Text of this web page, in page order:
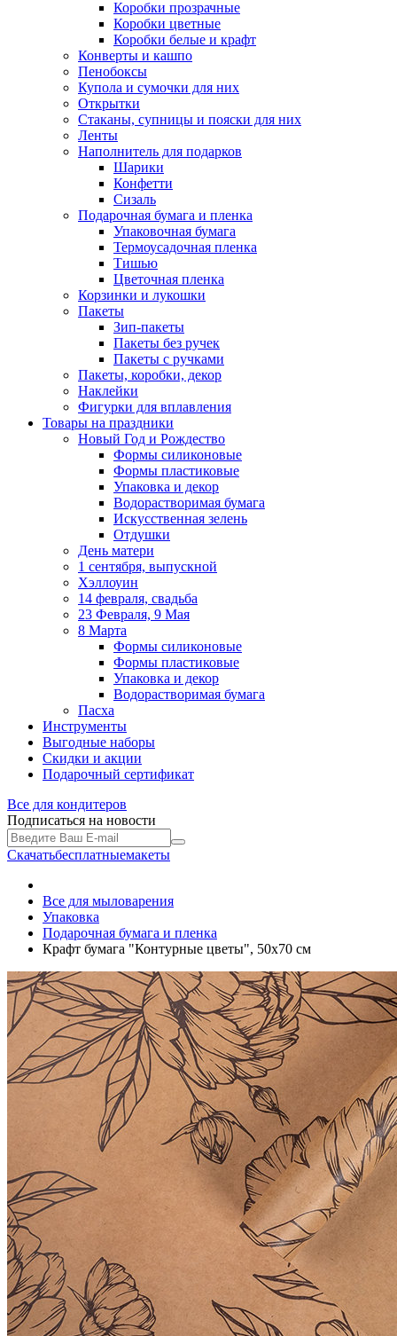
Коробки прозрачные
Коробки цветные
Коробки белые и крафт
Конверты и кашпо
Пенобоксы
Купола и сумочки для них
Открытки
Стаканы, супницы и пояски для них
Ленты
Наполнитель для подарков
Шарики
Конфетти
Сизаль
Подарочная бумага и пленка
Упаковочная бумага
Термоусадочная пленка
Тишью
Цветочная пленка
Корзинки и лукошки
Пакеты
Зип-пакеты
Пакеты без ручек
Пакеты с ручками
Пакеты, коробки, декор
Наклейки
Фигурки для вплавления
Товары на праздники
Новый Год и Рождество
Формы силиконовые
Формы пластиковые
Упаковка и декор
Водорастворимая бумага
Искусственная зелень
Отдушки
День матери
1 сентября, выпускной
Хэллоуин
14 февраля, свадьба
23 Февраля, 9 Мая
8 Марта
Формы силиконовые
Формы пластиковые
Упаковка и декор
Водорастворимая бумага
Пасха
Инструменты
Выгодные наборы
Скидки и акции
Подарочный сертификат
Все для кондитеров
Подписаться на новости
Скачатьбесплатныемакеты
Все для мыловарения
Упаковка
Подарочная бумага и пленка
Крафт бумага "Контурные цветы", 50х70 см